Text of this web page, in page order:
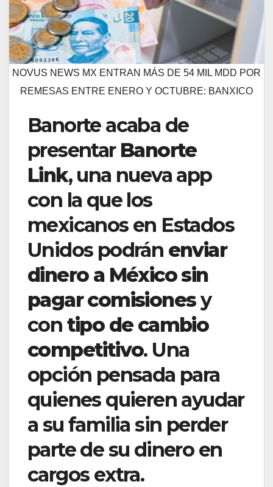
NOVUS NEWS MX ENTRAN MÁS DE 54 MIL MDD POR
REMESAS ENTRE ENERO Y OCTUBRE: BANXICO
Banorte acaba de
presentar Banorte
Link, una nueva app
con la que los
mexicanos en Estados
Unidos podrán enviar
dinero a México sin
pagar comisionesy
con tipo de cambio
competitivo. Una
opción pensada para
quienes quieren ayudar
a su familia sin perder
parte de su dinero en
cargos extra.